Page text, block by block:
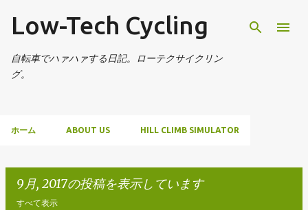
スキップしてメイン コンテンツに移動
Low-Tech Cycling
自転車でハァハァする日記。ローテクサイクリン
グ。
ホーム ABOUT US HILL CLIMB SIMULATOR
9月, 2017の投稿を表示しています
すべて表示